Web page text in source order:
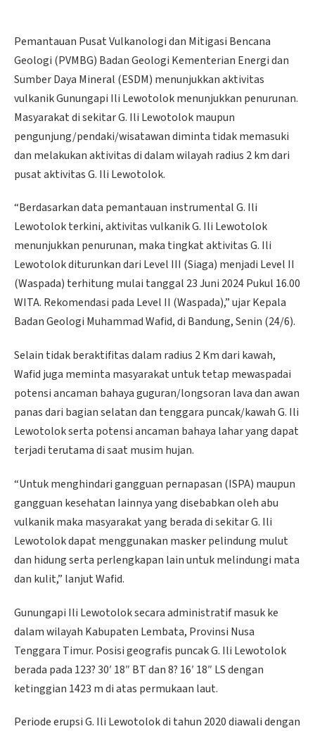
Pemantauan Pusat Vulkanologi dan Mitigasi Bencana
Geologi (PVMBG) Badan Geologi Kementerian Energi dan
Sumber Daya Mineral (ESDM) menunjukkan aktivitas
vulkanik Gunungapi Ili Lewotolok menunjukkan penurunan.
Masyarakat di sekitar G. Ili Lewotolok maupun
pengunjung/pendaki/wisatawan diminta tidak memasuki
dan melakukan aktivitas di dalam wilayah radius 2 km dari
pusat aktivitas G. Ili Lewotolok.
“Berdasarkan data pemantauan instrumental G. Ili
Lewotolok terkini, aktivitas vulkanik G. Ili Lewotolok
menunjukkan penurunan, maka tingkat aktivitas G. Ili
Lewotolok diturunkan dari Level III (Siaga) menjadi Level II
(Waspada) terhitung mulai tanggal 23 Juni 2024 Pukul 16.00
WITA. Rekomendasi pada Level II (Waspada),” ujar Kepala
Badan Geologi Muhammad Wafid, di Bandung, Senin (24/6).
Selain tidak beraktifitas dalam radius 2 Km dari kawah,
Wafid juga meminta masyarakat untuk tetap mewaspadai
potensi ancaman bahaya guguran/longsoran lava dan awan
panas dari bagian selatan dan tenggara puncak/kawah G. Ili
Lewotolok serta potensi ancaman bahaya lahar yang dapat
terjadi terutama di saat musim hujan.
“Untuk menghindari gangguan pernapasan (ISPA) maupun
gangguan kesehatan Iainnya yang disebabkan oleh abu
vulkanik maka masyarakat yang berada di sekitar G. Ili
Lewotolok dapat menggunakan masker pelindung mulut
dan hidung serta perlengkapan lain untuk melindungi mata
dan kulit,” lanjut Wafid.
Gunungapi Ili Lewotolok secara administratif masuk ke
dalam wilayah Kabupaten Lembata, Provinsi Nusa
Tenggara Timur. Posisi geografis puncak G. Ili Lewotolok
berada pada 123? 30′ 18″ BT dan 8? 16′ 18″ LS dengan
ketinggian 1423 m di atas permukaan laut.
Periode erupsi G. Ili Lewotolok di tahun 2020 diawali dengan